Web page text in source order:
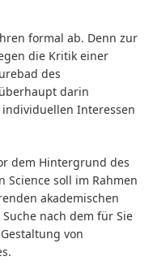
formal ab. Denn zur
die Kritik einer
des
darin
Interessen
dem Hintergrund des
soll im Rahmen
akademischen
nach dem für Sie
von